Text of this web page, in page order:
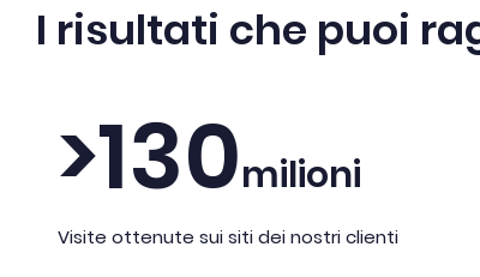
I risultati che puoi
>130milioni
Visite ottenute sui siti dei nostri clienti